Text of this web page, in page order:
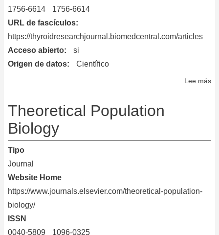
1756-6614
1756-6614
URL de fascículos
https://thyroidresearchjournal.biomedcentral.com/articles
Acceso abierto
si
Origen de datos
Científico
Lee más
Theoretical Population
Biology
Tipo
Journal
Website Home
https://www.journals.elsevier.com/theoretical-population-
biology/
ISSN
0040-5809
1096-0325